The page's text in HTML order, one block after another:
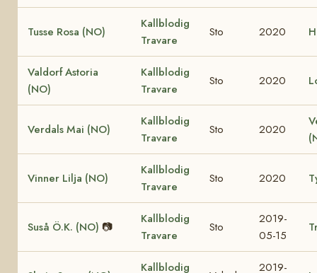
Tusse Rosa (NO)
Kallblodig
Travare
Sto 2020
Valdorf Astoria
(NO)
Kallblodig
Travare
Sto 2020
Verdals Mai (NO)
Kallblodig
Travare
Sto 2020
Vinner Lilja (NO)
Kallblodig
Travare
Sto 2020
Suså Ö.K. (NO) 📷
Kallblodig
Travare
Sto
2019-
05-15
Kallblodig 2019-